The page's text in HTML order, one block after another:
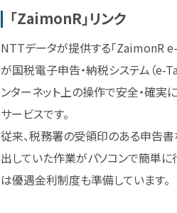
「ZaimonR」リンク
NTTデータが提供する「ZaimonR
が国税電子申告・納税システム（e-
ンターネット上の操作で安全・確
サービスです。
従来、税務署の受領印のある申告
出していた作業がパソコンで簡単に
は優遇金利制度も準備しています。